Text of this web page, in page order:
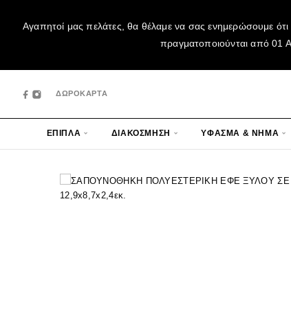
Αγαπητοί μας πελάτες, θα θέλαμε να σας ενημερώσουμε
πραγματοποιούνται από 01
ΔΩΡΟΚΑΡΤΑ
ΕΠΙΠΛΑ ΔΙΑΚΟΣΜΗΣΗ ΥΦΑΣΜΑ & ΝΗΜΑ